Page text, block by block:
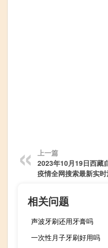
上一篇
2023年10月19日西藏
疫情全网搜索最新实
相关问题
声波牙刷还用牙膏吗
一次性月子牙刷好用吗